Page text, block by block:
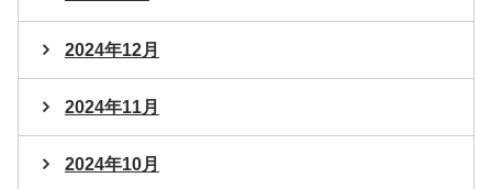
2024年12月
2024年11月
2024年10月